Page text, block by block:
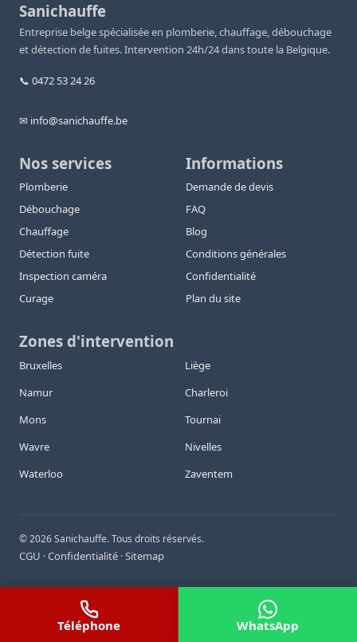
Sanichauffe
Entreprise belge spécialisée en plomberie, chauffage, débouchage
et détection de fuites. Intervention 24h/24 dans toute la Belgique.
📞 0472 53 24 26
✉ info@sanichauffe.be
Nos services
Plomberie
Débouchage
Chauffage
Détection fuite
Inspection caméra
Curage
Informations
Demande de devis
FAQ
Blog
Conditions générales
Confidentialité
Plan du site
Zones d'intervention
Bruxelles
Liège
Namur
Charleroi
Mons
Tournai
Wavre
Nivelles
Waterloo
Zaventem
©2026Sanichauffe. Tous droits réservés.
CGU ·Confidentialité ·Sitemap